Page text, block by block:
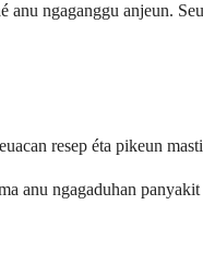
ngaganggu anjeun.
resep éta pikeun
anu ngagaduhan